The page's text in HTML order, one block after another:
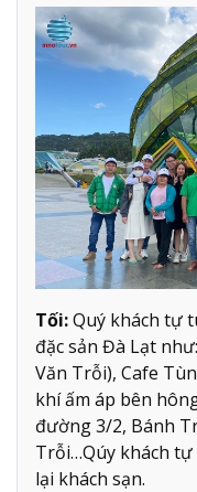
Tối:Quý khách tự
đặc sản Đà Lạt
Văn Trỗi), Cafe
khí ấm áp bên
đường 3/2, Bánh
Trỗi…Qúy khách
lại khách sạn.